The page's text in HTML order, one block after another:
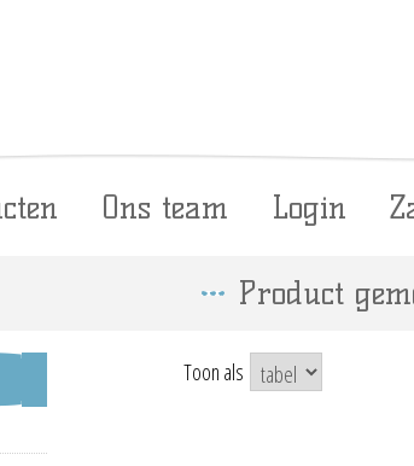
Ons team Login
Product
Toon als